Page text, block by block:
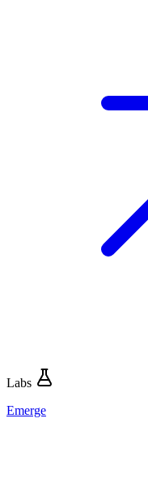
Labs
Emerge